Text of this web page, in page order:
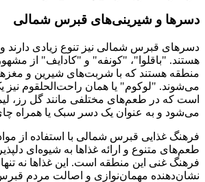
دسرها و شیرینی‌های قبرس شمالی
دسرهای قبرس شمالی نیز تنوع زیادی دارند
هستند. "باقلوا"، "کونفه" و "کادایف" از
منطقه هستند که با شربت‌های شیرین و
می‌شوند. "لوکوم" یا همان راحت‌الحلقوم
است که در طعم‌های مختلفی مانند گل رز،
می‌شود و به عنوان یک دسر سبک یا
فرهنگ غذایی قبرس شمالی با استفاده از
طعم‌های متنوع و ارائه غذاها به شیوه‌ای
فرهنگ غنی این منطقه است. این غذاها نه
نشان‌دهنده مهمان‌نوازی و اصالت مردم